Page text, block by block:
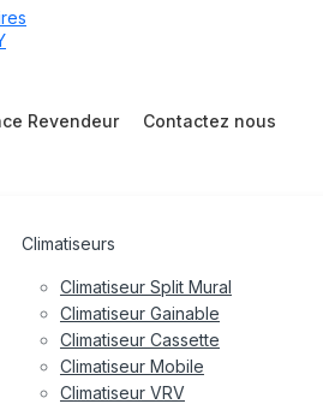
Revendeur Contactez nous
Climatiseurs
Climatiseur Split Mural
Climatiseur Gainable
Climatiseur Cassette
Climatiseur Mobile
Climatiseur VRV